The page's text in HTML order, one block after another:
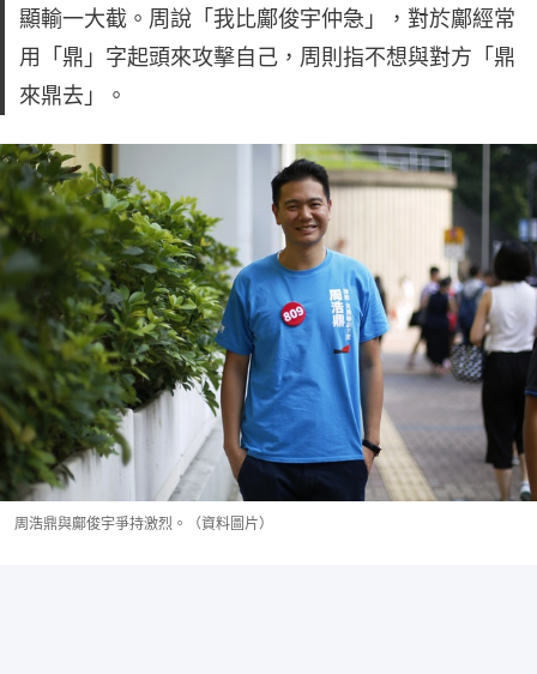
顯輸一大截。周說「我比鄺俊宇仲急」，對於鄺經常
用「鼎」字起頭來攻擊自己，周則指不想與對方「鼎
來鼎去」。
周浩鼎與鄺俊宇爭持激烈。（資料圖片）